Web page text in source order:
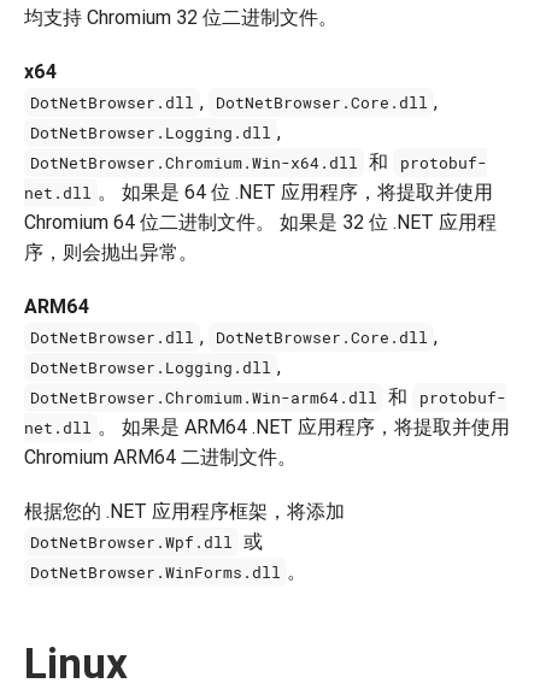
均支持 Chromium 32 位二进制文件。
x64
DotNetBrowser.dll , DotNetBrowser.Core.dll ,
DotNetBrowser.Logging.dll ,
DotNetBrowser.Chromium.Win-x64.dll 和
protobuf-
net.dll 。 如果是 64 位 .NET 应用程序，将提取并使用
Chromium 64 位二进制文件。 如果是 32 位 .NET 应用程
序，则会抛出异常。
ARM64
DotNetBrowser.dll , DotNetBrowser.Core.dll ,
DotNetBrowser.Logging.dll ,
DotNetBrowser.Chromium.Win-arm64.dll 和
protobuf-
net.dll 。 如果是 ARM64 .NET 应用程序，将提取并使用
Chromium ARM64 二进制文件。
根据您的 .NET 应用程序框架，将添加
DotNetBrowser.Wpf.dll 或
DotNetBrowser.WinForms.dll 。
Linux